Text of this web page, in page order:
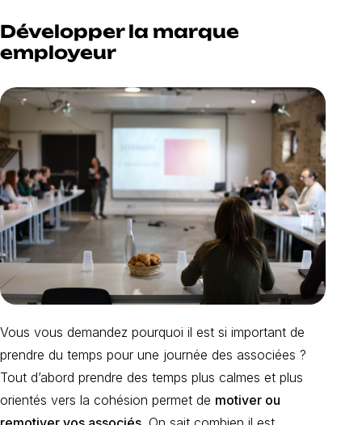
Développer la marque
employeur
Vous vous demandez pourquoi il est si important de
prendre du temps pour une journée des associées ?
Tout d’abord prendre des temps plus calmes et plus
orientés vers la cohésion permet de motiver ou